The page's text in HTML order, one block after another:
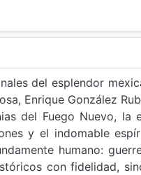
del esplendor
Enrique González
del Fuego Nuevo,
y el indomable
humano:
con fidelidad,